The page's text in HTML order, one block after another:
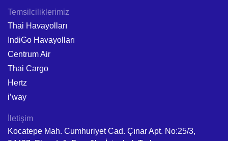
Temsilciliklerimiz
Thai Havayolları
IndiGo Havayolları
Centrum Air
Thai Cargo
Hertz
i’way
İletişim
Kocatepe Mah. Cumhuriyet Cad. Çınar Apt. No:25/3,